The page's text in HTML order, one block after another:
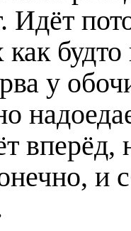
Идёт
у
вперёд,
и